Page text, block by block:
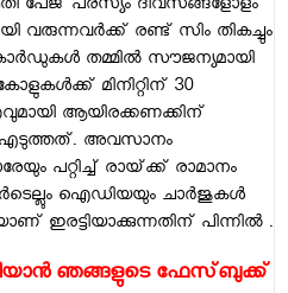
പേജ്‌ പരസ്യം ദിവസങ്ങളോളം
വരുന്നവര്‍ക്ക്‌ രണ്ട്‌ സിം തികച്ചും
തമ്മില്‍ സൗജന്യമായി
മിനിറ്റിന്‌ 30
ആയിരക്കണക്കിന്‌
അവസാനം
പറ്റിച്ച്‌ രായ്‌ക്ക്‌ രാമാനം
ഐഡിയയും ചാര്‍ജുകള്‍
ഇരട്ടിയാക്കുന്നതിന്‌ പിന്നില്‍ .
ഞങ്ങളുടെ ഫേസ്‌ബുക്ക്‌